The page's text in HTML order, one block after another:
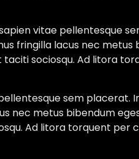
vitae pellentesque
fringilla lacus nec metus
sociosqu. Ad litora
sem placerat.
nec metus bibendum
Ad litora torquent per